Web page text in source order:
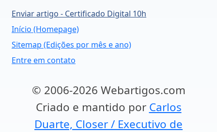
Enviar artigo - Certificado Digital 10h
Início (Homepage)
Sitemap (Edições por mês e ano)
Entre em contato
© 2006-2026 Webartigos.com
Criado e mantido por Carlos
Duarte, Closer / Executivo de